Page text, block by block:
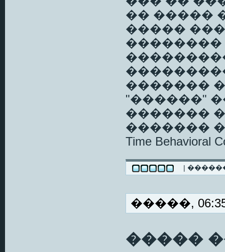
�� �����
�����
��������
�������
"������"
�������
�������
Time Behavioral
|
�����,
�����